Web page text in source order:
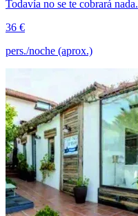
Todavía no se te cobrará nada.
36 €
pers./noche (aprox.)